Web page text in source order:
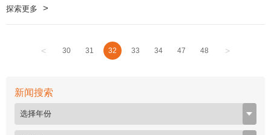
探索更多
< 30 31 32 33 34 47 48 >
新闻搜索
选择年份